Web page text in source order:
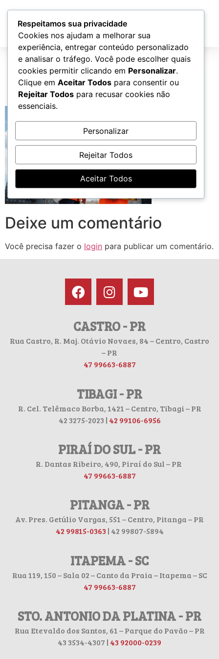
Responsabilidade
Civil topo (1)
Deixe um comentário
Você precisa fazer o login para publicar um comentário.
CASTRO - PR
Rua Castro, R. Maj. Otávio Novaes, 84 – Centro, Castro
– PR
47 99663-6887
TIBAGI - PR
R. Cel. Telêmaco Borba, 1421 – Centro, Tibagi – PR
42 3275-2023 | 42 99106-6956
PIRAÍ DO SUL - PR
R. Dantas Ribeiro, 490, Piraí do Sul – PR
47 99663-6887
PITANGA - PR
Av. Pres. Getúlio Vargas, 551 – Centro, Pitanga – PR
42 99815-0363 | 42 99807-5894
ITAPEMA - SC
Rua 119, 150 – Sala 02 – Canto da Praia – Itapema – SC
47 99663-6887
STO. ANTONIO DA PLATINA - PR
Rua Etevaldo dos Santos, 61 – Parque do Pavão – PR
43 3534-4307 | 43 92000-0239
Respeitamos sua privacidade
Cookies nos ajudam a melhorar sua
experiência, entregar conteúdo personalizado
e analisar o tráfego. Você pode escolher quais
cookies permitir clicando em Personalizar.
Clique em Aceitar Todos para consentir ou
Rejeitar Todos para recusar cookies não
essenciais.
Personalizar
Rejeitar Todos
Aceitar Todos